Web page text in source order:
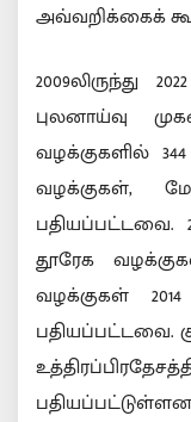
அவ்வறிக்கைக்
2009லிருந்து
புலனாய்வு
வழக்குகளில்
வழக்குகள்,
பதியப்பட்டவை.
தூரேக
வழக்குகள்
பதியப்பட்டவை.